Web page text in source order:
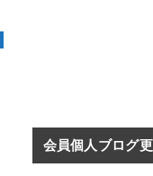
会員個人ブログ